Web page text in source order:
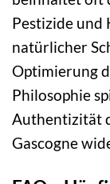
Pestizide und
natürlicher
Optimierung
Philosophie
Authentizität
Gascogne